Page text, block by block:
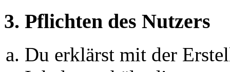
3. Pflichten des Nutzers
Du erklärst mit der